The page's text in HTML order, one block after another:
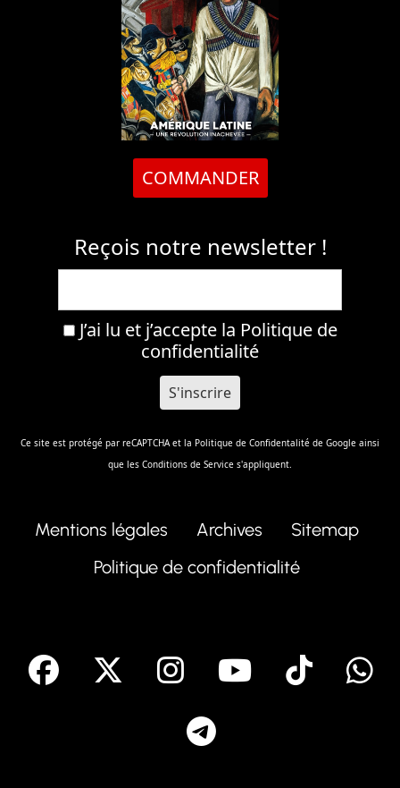
COMMANDER
Reçois notre newsletter !
J’ai lu et j’accepte la Politique de
confidentialité
Ce site est protégé par reCAPTCHA et la Politique de Confidentalité de Google ainsi
que les Conditions de Service s'appliquent.
Mentions légales Archives
Sitemap
Politique de confidentialité
facebook Instagram
Youtube
Tik